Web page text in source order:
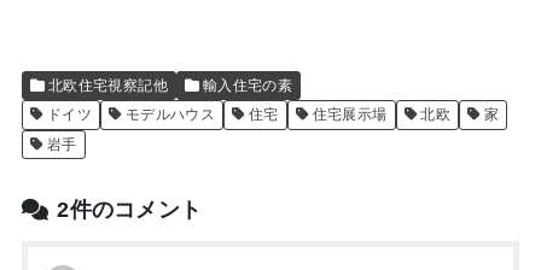
北欧住宅視察記他
輸入住宅の素
ドイツ
モデルハウス 住宅 住宅展示場 北欧
家
岩手
2件のコメント